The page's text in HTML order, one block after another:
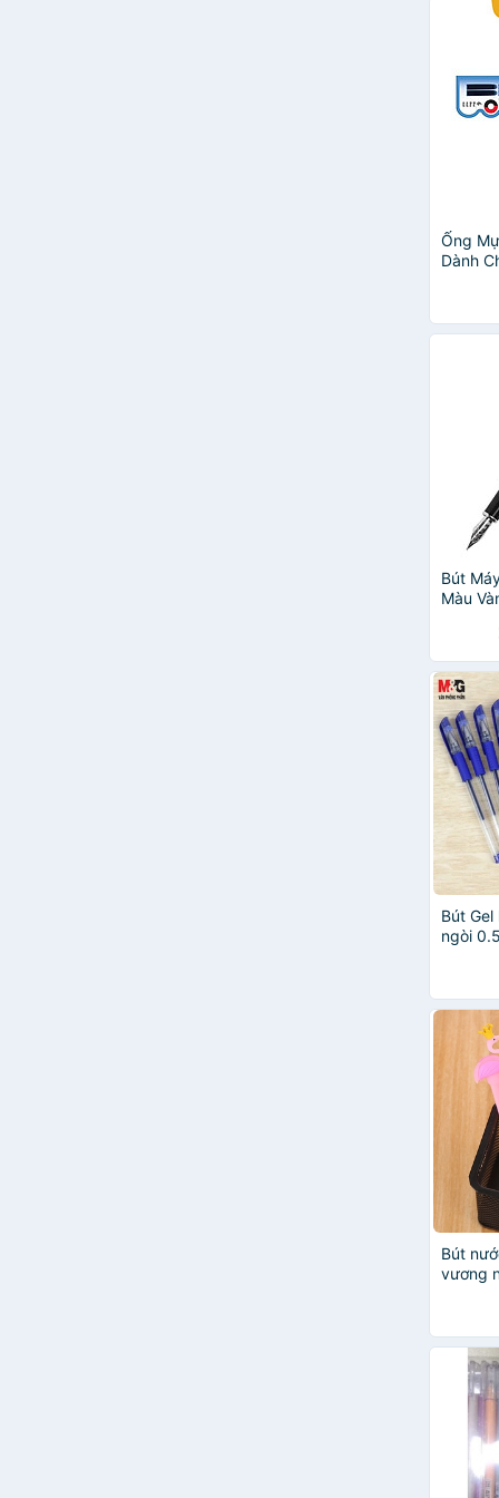
Ống
Dành
Bút
Màu
Bút Gel
ngòi
Bút
vương